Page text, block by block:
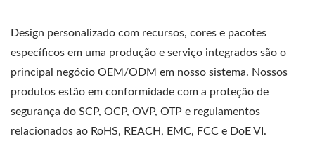
Design personalizado com recursos, cores e pacotes
específicos em uma produção e serviço integrados são o
principal negócio OEM/ODM em nosso sistema. Nossos
produtos estão em conformidade com a proteção de
segurança do SCP, OCP, OVP, OTP e regulamentos
relacionados ao RoHS, REACH, EMC, FCC e DoE VI.